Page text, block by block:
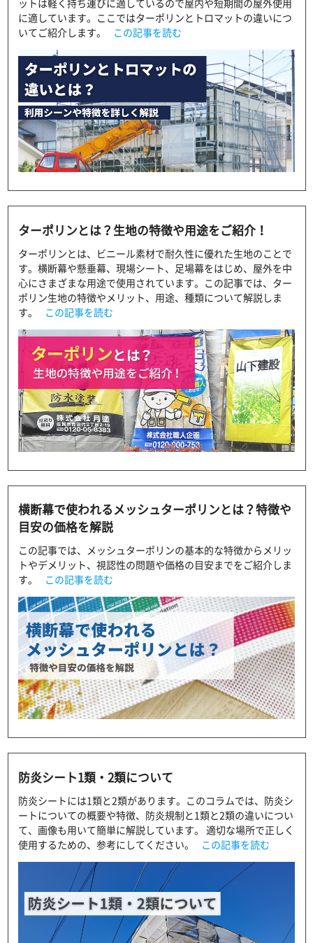
ットは軽く持ち運びに適しているので屋内や短期間の屋外使用
に適しています。ここではターポリンとトロマットの違いにつ
いてご紹介します。
この記事を読む
ターポリンとは？生地の特徴や用途をご紹介！
ターポリンとは、ビニール素材で耐久性に優れた生地のことで
す。横断幕や懸垂幕、現場シート、足場幕をはじめ、屋外を中
心にさまざまな用途で使用されています。この記事では、ター
ポリン生地の特徴やメリット、用途、種類について解説しま
す。
この記事を読む
横断幕で使われるメッシュターポリンとは？特徴や
目安の価格を解説
この記事では、メッシュターポリンの基本的な特徴からメリッ
トやデメリット、視認性の問題や価格の目安までをご紹介しま
す。
この記事を読む
防炎シート1類・2類について
防炎シートには1類と2類があります。このコラムでは、防炎シ
ートについての概要や特徴、防炎規制と1類と2類の違いについ
て、画像も用いて簡単に解説しています。 適切な場所で正しく
使用するための、参考にしてください。
この記事を読む